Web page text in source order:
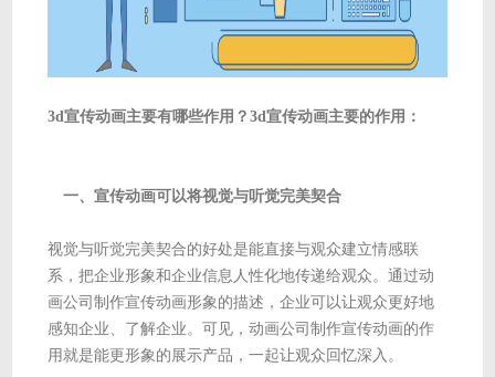
3d宣传动画主要有哪些作用？3d宣传动画主要的作用：
一、宣传动画可以将视觉与听觉完美契合
视觉与听觉完美契合的好处是能直接与观众建立情感联
系，把企业形象和企业信息人性化地传递给观众。通过动
画公司制作宣传动画形象的描述，企业可以让观众更好地
感知企业、了解企业。可见，动画公司制作宣传动画的作
用就是能更形象的展示产品，一起让观众回忆深入。